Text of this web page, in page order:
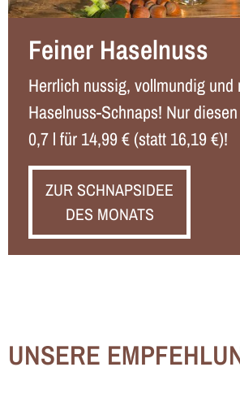
Feiner Haselnuss
Herrlich nussig, vollmundig und
Haselnuss-Schnaps! Nur
0,7 l für 14,99 € (statt 16,19 €)!
ZUR SCHNAPSIDEE
DES MONATS
UNSERE